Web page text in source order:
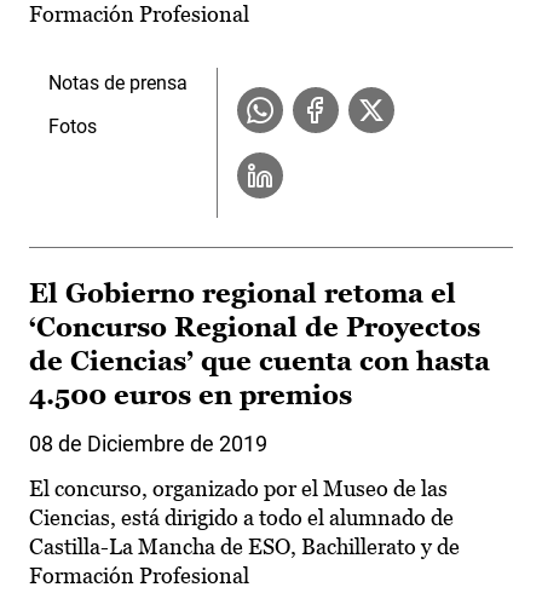
Formación Profesional
Notas de prensa
Fotos
El Gobierno regional retoma el
‘Concurso Regional de Proyectos
de Ciencias’ que cuenta con hasta
4.500 euros en premios
08 de Diciembre de 2019
El concurso, organizado por el Museo de las
Ciencias, está dirigido a todo el alumnado de
Castilla-La Mancha de ESO, Bachillerato y de
Formación Profesional